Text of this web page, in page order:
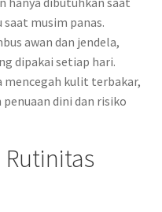
musim panas.
awan dan jendela,
dipakai setiap hari.
mencegah kulit terbakar,
dini dan risiko